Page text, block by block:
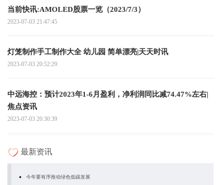
当前快讯:AMOLED股票一览（2023/7/3）
2023-07-03 21:47:45
灯笼制作手工制作大全 幼儿园 简单漂亮|天天时讯
2023-07-03 20:52:29
中远海控：预计2023年1-6月盈利，净利润同比减74.47%左右|
焦点资讯
2023-07-03 20:30:39
最新资讯
今年要有序推动绿色低碳发展